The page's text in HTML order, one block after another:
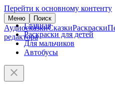
Перейти к основному контенту
Меню Поиск
АудиосказкиСказкиРаскраски
редактора
Главная
Раскраски для детей
Для мальчиков
Автобусы